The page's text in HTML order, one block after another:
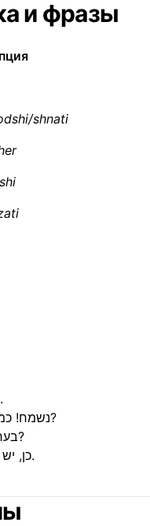
и фразы
shnati
שלום, אני רוצה לבדוק מנוי לחדר הכושר.
נשמח! כמה פעמים בשבוע אתה מתאמן?
בערך שלוש. יש מדריך שמלווה את התוכנית?
כן, יש פגישה ראשונה עם מאמן אישי.